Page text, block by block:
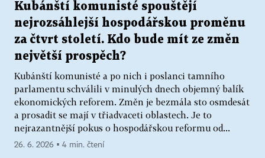
Kubánští komunisté spouštějí
nejrozsáhlejší hospodářskou proměnu
za čtvrt století. Kdo bude mít ze změn
největší prospěch?
Kubánští komunisté a po nich i poslanci tamního
parlamentu schválili v minulých dnech objemný balík
ekonomických reforem. Změn je bezmála sto osmdesát
a prosadit se mají v třiadvaceti oblastech. Je to
nejrazantnější pokus o hospodářskou reformu od...
26. 6. 2026 ▪ 4 min. čtení